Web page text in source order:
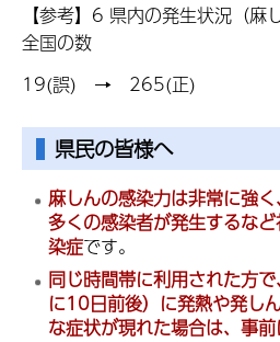
【参考】6 県内の発生状況（
全国の数
19(誤) → 265(正)
県民の皆様へ
麻しんの感染力は非常に強
多くの感染者が発生するな
染症です。
同じ時間帯に利用された方
に10日前後）に発熱や発し
な症状が現れた場合は、事